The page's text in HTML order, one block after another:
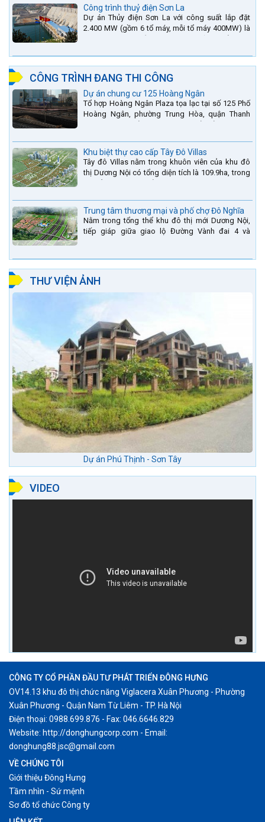
Công trình thuỷ điện Sơn La
Dự án Thủy điện Sơn La với công suất lắp đặt
2.400 MW (gồm 6 tổ máy, mỗi tổ máy 400MW) là
CÔNG TRÌNH ĐANG THI CÔNG
Dự án chung cư 125 Hoàng Ngân
Tổ hợp Hoàng Ngân Plaza tọa lạc tại số 125 Phố
Hoàng Ngân, phường Trung Hòa, quận Thanh
Khu biệt thự cao cấp Tây Đô Villas
Tây đô Villas nằm trong khuôn viên của khu đô
thị Dương Nội có tổng diện tích là 109.9ha, trong
Trung tâm thương mại và phố chợ Đô Nghĩa
Nằm trong tổng thể khu đô thị mới Dương Nội,
tiếp giáp giữa giao lộ Đường Vành đai 4 và
THƯ VIỆN ẢNH
Dự án Phú Thịnh - Sơn Tây
VIDEO
CÔNG TY CỔ PHẦN ĐẦU TƯ PHÁT TRIỂN ĐÔNG HƯNG
OV14.13 khu đô thị chức năng Viglacera Xuân Phương - Phường
Xuân Phương - Quận Nam Từ Liêm - TP. Hà Nội
Điện thoại: 0988.699.876 - Fax: 046.6646.829
Website: http://donghungcorp.com - Email:
donghung88.jsc@gmail.com
VỀ CHÚNG TÔI
Giới thiệu Đông Hưng
Tầm nhìn - Sứ mệnh
Sơ đồ tổ chức Công ty